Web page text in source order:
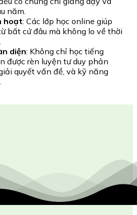
năm.
hoạt: Các lớp học online giúp
bất cứ đâu mà không lo về thời
diện: Không chỉ học tiếng
được rèn luyện tư duy phản
quyết vấn đề, và kỹ năng